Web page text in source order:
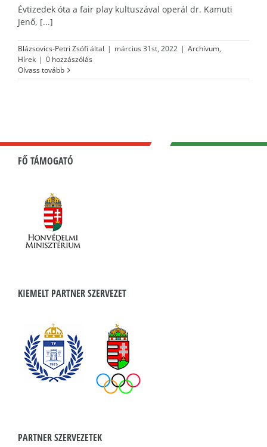
Évtizedek óta a fair play kultuszával operál dr. Kamuti
Jenő, [...]
Blázsovics-Petri Zsófi által | március 31st, 2022 | Archívum,
Hírek | 0 hozzászólás
Olvass tovább
FŐ TÁMOGATÓ
KIEMELT PARTNER SZERVEZET
PARTNER SZERVEZETEK